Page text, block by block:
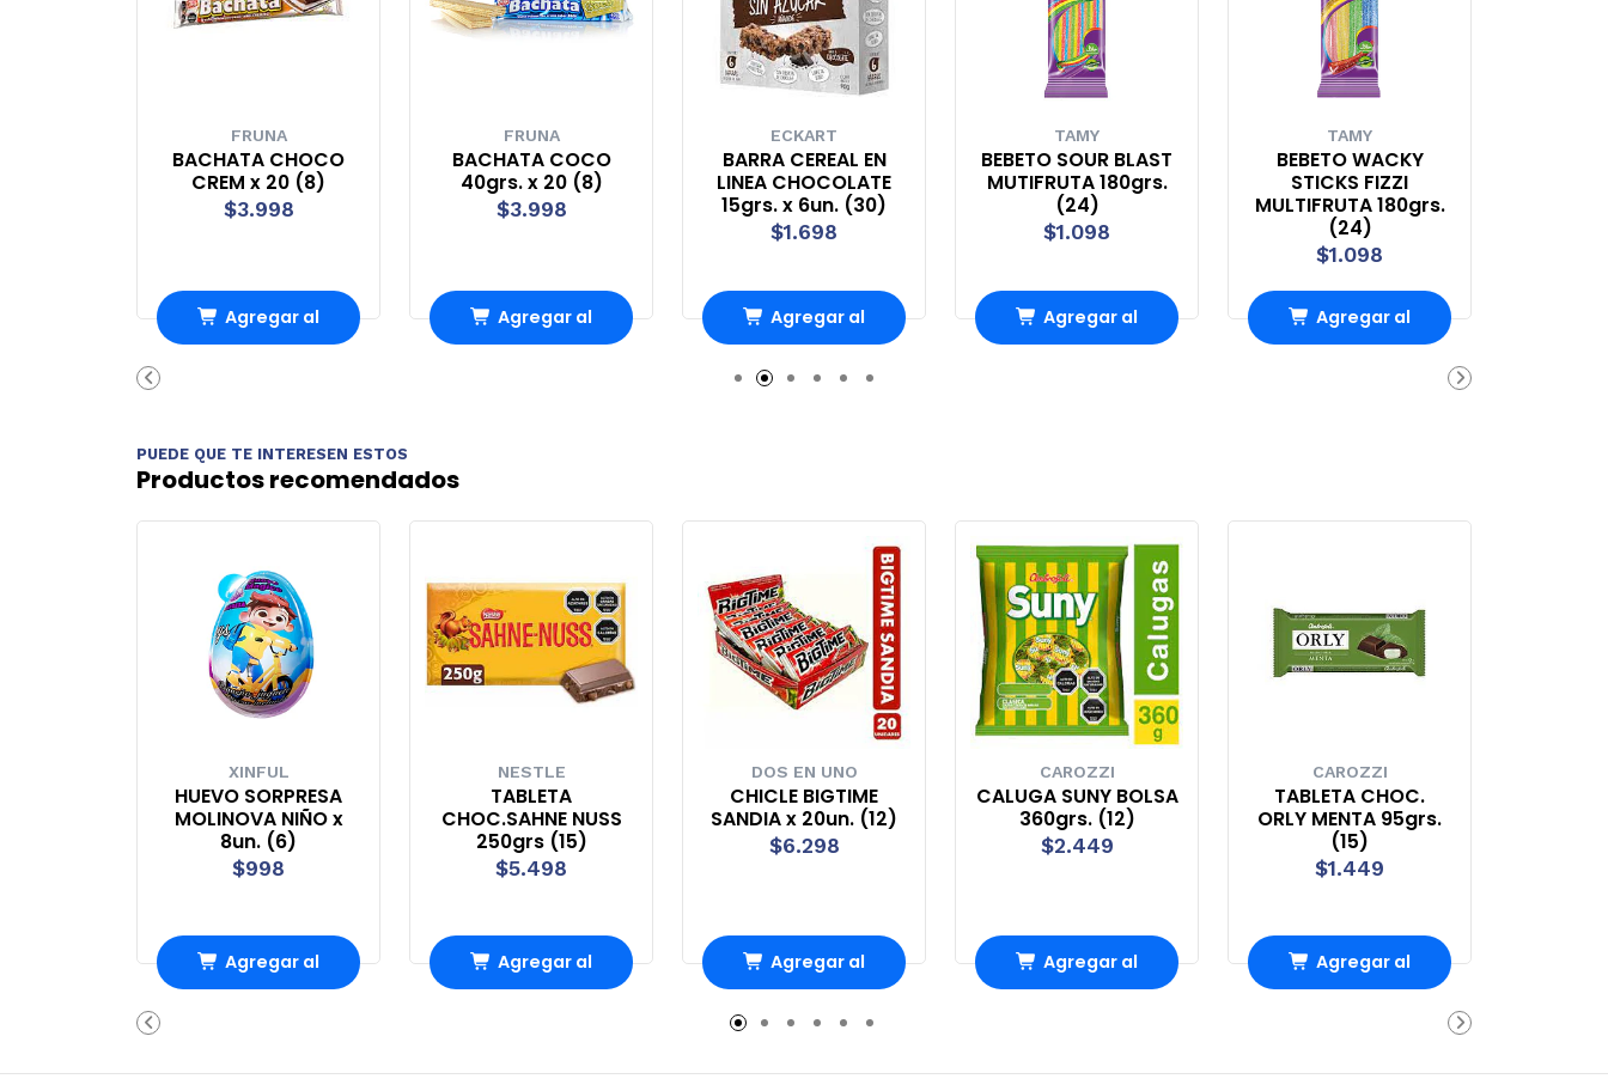
FRUNA
BACHATA CHOCO
CREM x 20 (8)
$3.998
Agregar al
FRUNA
BACHATA COCO
40grs. x 20 (8)
$3.998
Agregar al
ECKART
BARRA CEREAL EN
LINEA CHOCOLATE
15grs. x 6un. (30)
$1.698
Agregar al
Carro
TAMY
BEBETO SOUR BLAST
MUTIFRUTA 180grs.
(24)
$1.098
Agregar al
TAMY
BEBETO WACKY
STICKS FIZZI
MULTIFRUTA 180grs.
(24)
$1.098
Agregar al
PUEDE QUE TE INTERESEN ESTOS
Productos recomendados
XINFUL
HUEVO SORPRESA
MOLINOVA NIÑO x
8un. (6)
$998
Agregar al
NESTLE
TABLETA
CHOC.SAHNE NUSS
250grs (15)
$5.498
Agregar al
DOS EN UNO
CHICLE BIGTIME
SANDIA x 20un. (12)
$6.298
Agregar al
Carro
CAROZZI
CALUGA SUNY BOLSA
360grs. (12)
$2.449
Agregar al
CAROZZI
TABLETA CHOC.
ORLY MENTA 95grs.
(15)
$1.449
Agregar al